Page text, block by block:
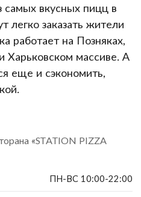
самых вкусных пицц в
легко заказать жители
работает на Позняках,
Харьковском массиве. А
еще и сэкономить,
«STATION PIZZA
ПН-ВС 10:00-22:00